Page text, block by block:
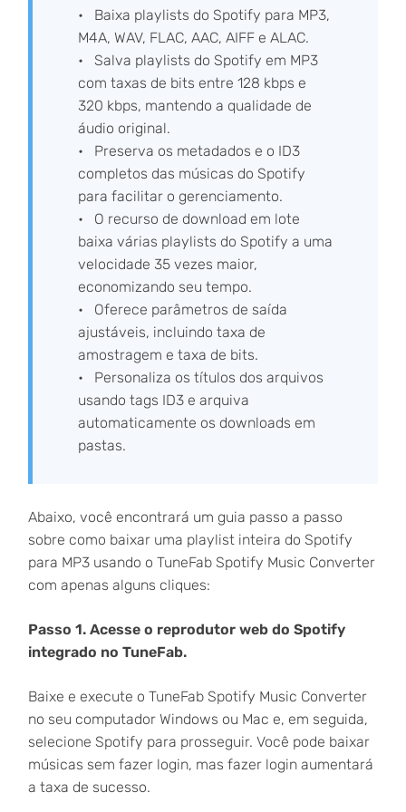
Baixa playlists do Spotify para MP3,
M4A, WAV, FLAC, AAC, AIFF e ALAC.
Salva playlists do Spotify em MP3
com taxas de bits entre 128 kbps e
320 kbps, mantendo a qualidade de
áudio original.
Preserva os metadados e o ID3
completos das músicas do Spotify
para facilitar o gerenciamento.
O recurso de download em lote
baixa várias playlists do Spotify a uma
velocidade 35 vezes maior,
economizando seu tempo.
Oferece parâmetros de saída
ajustáveis, incluindo taxa de
amostragem e taxa de bits.
Personaliza os títulos dos arquivos
usando tags ID3 e arquiva
automaticamente os downloads em
pastas.
Abaixo, você encontrará um guia passo a passo
sobre como baixar uma playlist inteira do Spotify
para MP3 usando o TuneFab Spotify Music Converter
com apenas alguns cliques:
Passo 1. Acesse o reprodutor web do Spotify
integrado no TuneFab.
Baixe e execute o TuneFab Spotify Music Converter
no seu computador Windows ou Mac e, em seguida,
selecione Spotify para prosseguir. Você pode baixar
músicas sem fazer login, mas fazer login aumentará
a taxa de sucesso.